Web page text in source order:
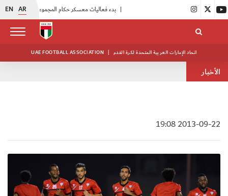
EN AR
انطلاق منافسات بطولة النخبة لحرس الرئاسة |
UAE FOOTBALL ASSOCIATION | اتحاد الإمارات العربية المتحدة لكرة القدم
الأخبار
2013-09-22 19:08